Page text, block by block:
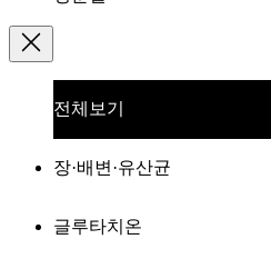
전체보기
장·배변·유산균
글루타치온